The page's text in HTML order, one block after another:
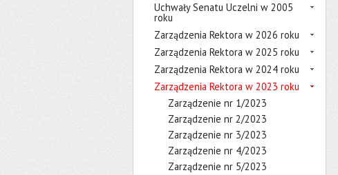
Uchwały Senatu Uczelni w 2005
roku
Zarządzenia Rektora w 2026 roku
Zarządzenia Rektora w 2025 roku
Zarządzenia Rektora w 2024 roku
Zarządzenia Rektora w 2023 roku
Zarządzenie nr 1/2023
Zarządzenie nr 2/2023
Zarządzenie nr 3/2023
Zarządzenie nr 4/2023
Zarządzenie nr 5/2023